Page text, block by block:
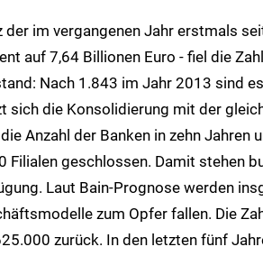
der im vergangenen Jahr erstmals
auf 7,64 Billionen Euro - fiel die
Nach 1.843 im Jahr 2013 sind
sich die Konsolidierung mit der
Anzahl der Banken in zehn
Filialen geschlossen. Damit stehen
Laut Bain-Prognose werden
zum Opfer fallen. Die
zurück. In den letzten fünf